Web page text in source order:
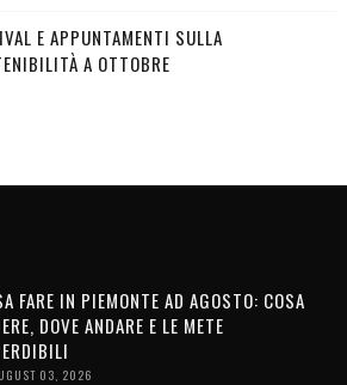
E APPUNTAMENTI SULLA
A OTTOBRE
FARE IN PIEMONTE AD AGOSTO: COSA
DOVE ANDARE E LE METE
03, 2026